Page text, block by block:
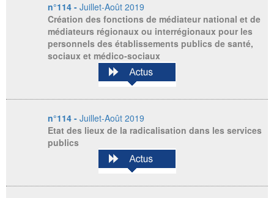
n°114 - Juillet-Août 2019
Création des fonctions de médiateur national et de
médiateurs régionaux ou interrégionaux pour les
personnels des établissements publics de santé,
sociaux et médico-sociaux
n°114 - Juillet-Août 2019
Etat des lieux de la radicalisation dans les services
publics